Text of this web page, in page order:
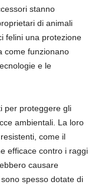
stanno
di animali
felini una protezione
come funzionano
e le
per proteggere gli
ambientali. La loro
come il
efficace contro i raggi
causare
spesso dotate di